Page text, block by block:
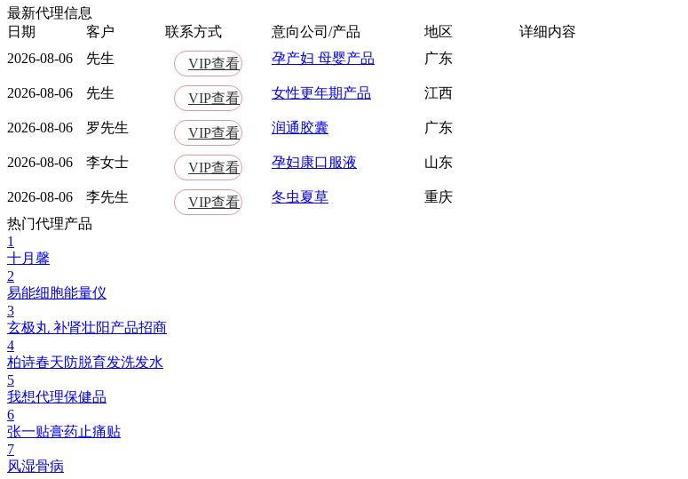
最新代理信息
日期
客户 联系方式 意向公司/产品 地区
详细内容
2026-08-06
先生 VIP查看 孕产妇 母婴产品 广东
2026-08-06 先生 VIP查看 女性更年期产品 江西
2026-08-06 罗先生 VIP查看 润通胶囊 广东
2026-08-06 李女士 VIP查看 孕妇康口服液 山东
2026-08-06 李先生 VIP查看 冬虫夏草
重庆
热门代理产品
1
十月馨
2
易能细胞能量仪
3
玄极丸 补肾壮阳产品招商
4
柏诗春天防脱育发洗发水
5
我想代理保健品
6
张一贴膏药止痛贴
7
风湿骨病